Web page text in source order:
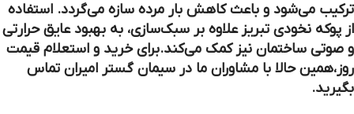
ترکیب می‌شود و باعث کاهش بار مرده سازه می‌گردد. استفاده
از پوکه نخودی تبریز علاوه بر سبک‌سازی، به بهبود عایق حرارتی
و صوتی ساختمان نیز کمک می‌کند.برای خرید و استعلام قیمت
روز،همین حالا با مشاوران ما در سیمان گستر امیران تماس
بگیرید.